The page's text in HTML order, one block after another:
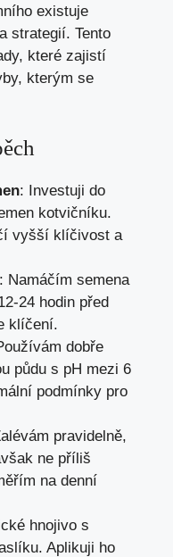
existuje
strategií. Tento
které zajistí
kterým se
: Investuji do
kotvičníku.
vyšší klíčivost a
: Namáčím semena
24 hodin před
klíčení.
dobře
půdu s pH mezi 6
podmínky pro
pravidelně,
ne příliš
na denní
hnojivo s
Aplikuji ho